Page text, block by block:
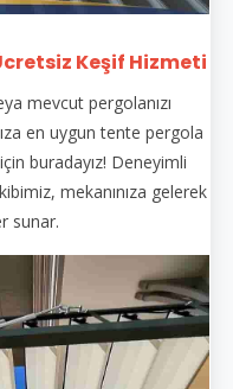
Keşif Hizmeti
mevcut pergolanızı
en uygun tente pergola
buradayız! Deneyimli
mekanınıza gelerek
sunar.